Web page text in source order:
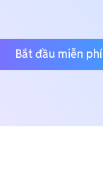
Bắt đầu miễn phí